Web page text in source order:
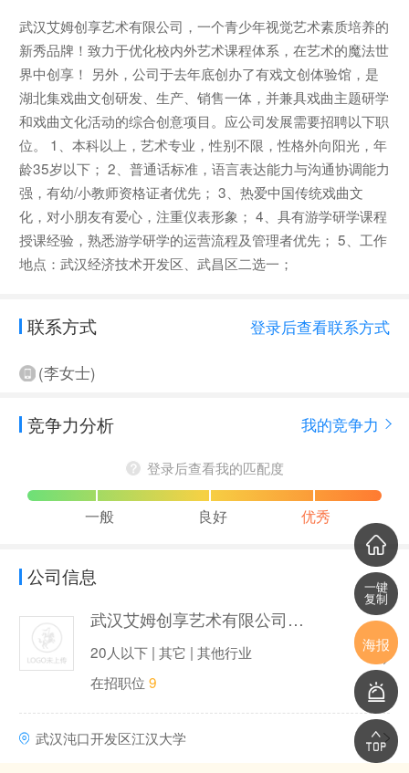
武汉艾姆创享艺术有限公司，一个青少年视觉艺术素质培养的
新秀品牌！致力于优化校内外艺术课程体系，在艺术的魔法世
界中创享！ 另外，公司于去年底创办了有戏文创体验馆，是
湖北集戏曲文创研发、生产、销售一体，并兼具戏曲主题研学
和戏曲文化活动的综合创意项目。应公司发展需要招聘以下职
位。 1、本科以上，艺术专业，性别不限，性格外向阳光，年
龄35岁以下； 2、普通话标准，语言表达能力与沟通协调能力
强，有幼/小教师资格证者优先； 3、热爱中国传统戏曲文
化，对小朋友有爱心，注重仪表形象； 4、具有游学研学课程
授课经验，熟悉游学研学的运营流程及管理者优先； 5、工作
地点：武汉经济技术开发区、武昌区二选一；
联系方式 登录后查看联系方式
(李女士)
竞争力分析 我的竞争力
登录后查看我的匹配度
一般 良好 优秀
公司信息
武汉艾姆创享艺术有限公司（艾姆创享）
20人以下 | 其它 | 其他行业
在招职位 9
武汉沌口开发区江汉大学
一键
复制
海报